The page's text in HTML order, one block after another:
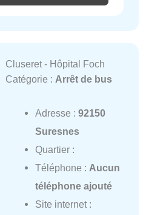
Cluseret - Hôpital Foch
Catégorie : Arrêt de bus
Adresse : 92150
Suresnes
Quartier :
Téléphone : Aucun
téléphone ajouté
Site internet :